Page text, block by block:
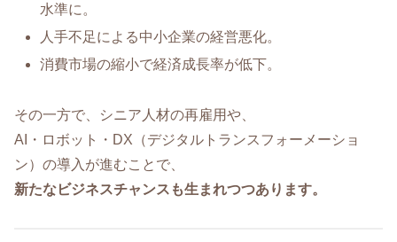
水準に。
人手不足による中小企業の経営悪化。
消費市場の縮小で経済成長率が低下。
その一方で、シニア人材の再雇用や、
AI・ロボット・DX（デジタルトランスフォーメーショ
ン）の導入が進むことで、
新たなビジネスチャンスも生まれつつあります。